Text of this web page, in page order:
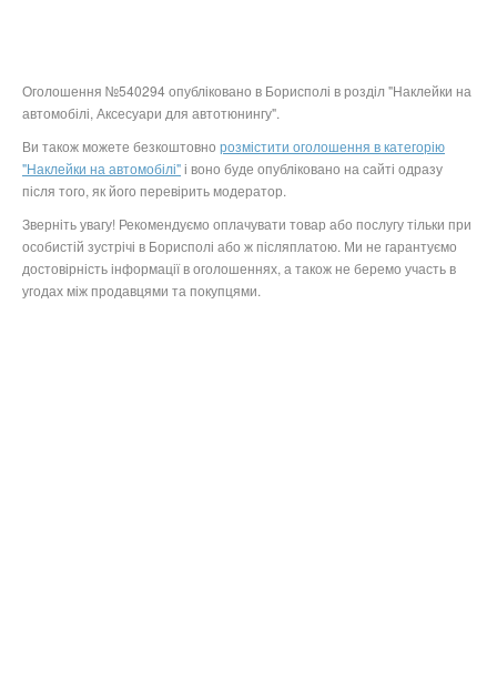
Оголошення №540294 опубліковано в Борисполі в розділ "Наклейки на
автомобілі, Аксесуари для автотюнингу".
Ви також можете безкоштовно розмістити оголошення в категорію
"Наклейки на автомобілі"і воно буде опубліковано на сайті одразу
після того, як його перевірить модератор.
Зверніть увагу! Рекомендуємо оплачувати товар або послугу тільки при
особистій зустрічі в Борисполі або ж післяплатою. Ми не гарантуємо
достовірність інформації в оголошеннях, а також не беремо участь в
угодах між продавцями та покупцями.